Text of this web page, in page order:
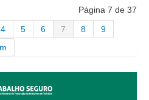
Página 7 de 37
4 5 6 7 8
9